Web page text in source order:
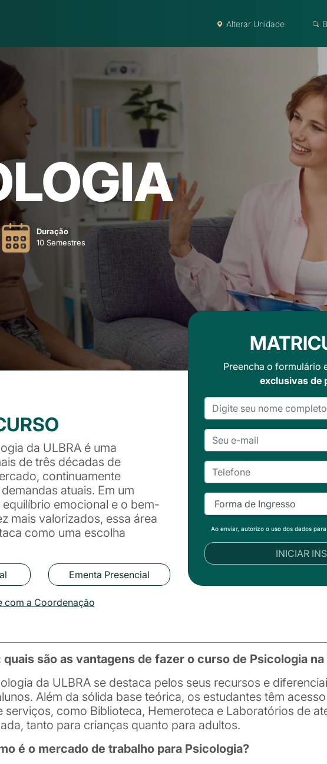
Alterar Unidade
Duração
10 Semestres
Preencha o formulário
exclusivas de
Ao enviar, autorizo o uso dos dados
INICIAR
da ULBRA é uma
de três décadas de
continuamente
atuais. Em um
emocional e o bem-
mais valorizados, essa área
como uma escolha
Ementa Presencial
com a Coordenação
quais são as vantagens de fazer o curso de Psicologia na
da ULBRA se destaca pelos seus recursos e
Além da sólida base teórica, os estudantes têm
serviços, como Biblioteca, Hemeroteca e Laboratórios de
tanto para crianças quanto para adultos.
é o mercado de trabalho para Psicologia?